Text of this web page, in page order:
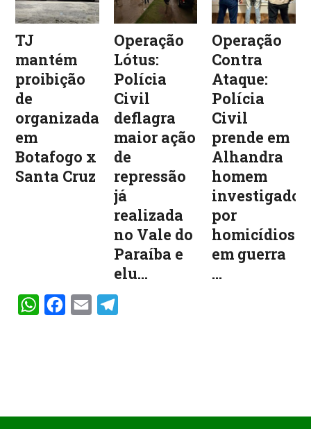
TJ
mantém
proibição
de
organizadas
em
Botafogo x
Santa Cruz
Operação
Lótus:
Polícia
Civil
deflagra
maior ação
de
repressão
já
realizada
no Vale do
Paraíba e
elu...
Operação
Contra
Ataque:
Polícia
Civil
prende em
Alhandra
homem
investigado
por
homicídios
em guerra
...
WhatsAppFacebook
Email